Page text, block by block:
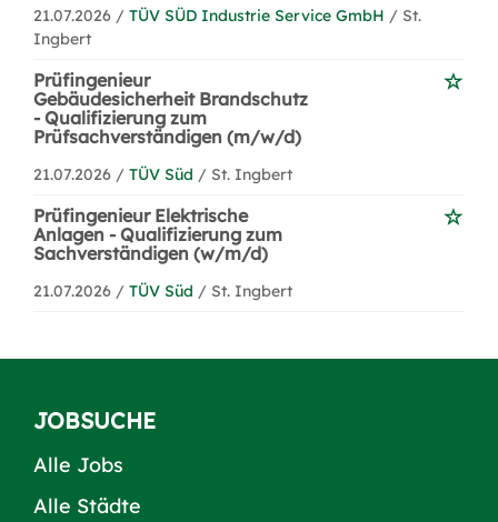
21.07.2026 / TÜV SÜD Industrie Service GmbH / St.
Ingbert
Prüfingenieur
Gebäudesicherheit Brandschutz
- Qualifizierung zum
Prüfsachverständigen (m/w/d)
21.07.2026 / TÜV Süd / St. Ingbert
Prüfingenieur Elektrische
Anlagen - Qualifizierung zum
Sachverständigen (w/m/d)
21.07.2026 / TÜV Süd / St. Ingbert
JOBSUCHE
Alle Jobs
Alle Städte